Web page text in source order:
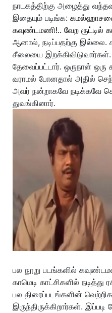
நாடகத்திற்கு அழைத்து
இதையும் படிங்க:
கவுண்டமணி!.. வேற ரூட்டில்
ஆனால், நடிப்பதற்கு இல்லை.
சீலையை
தேவைப்பட்டார். ஒருநாள் ஒரு
வராமல் போனதால் அதில்
அவர் நன்றாகவே நடிக்கவே
துவங்கினார்.
பல நூறு படங்களில்
காமெடி காட்சிகளில்
பல திரைப்படங்களின்
இருந்திருக்கிறார்கள்.